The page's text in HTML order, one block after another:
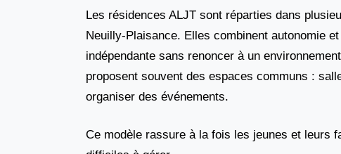
Les résidences ALJT sont réparties dans
Neuilly-Plaisance. Elles combinent autonomie
indépendante sans renoncer à un
proposent souvent des espaces communs :
organiser des événements.
Ce modèle rassure à la fois les jeunes et leurs